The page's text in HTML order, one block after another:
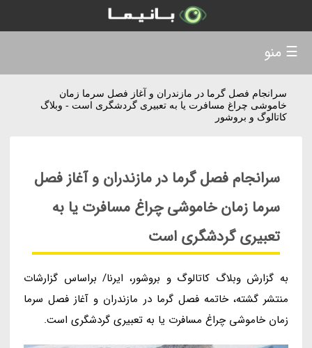
سرانجام فصل گرما در مازندران و آغاز فصل سرما زمان
خاموشی چراغ مسافرت یا به تعبیری گردشگری است - وبلاگ
کاتالوگ و بروشور
سرانجام فصل گرما در مازندران و آغاز فصل
سرما زمان خاموشی چراغ مسافرت یا به
تعبیری گردشگری است
به گزارش وبلاگ کاتالوگ و بروشور، ایرنا/ براساس گزارشات
منتشر گشته، خاتمه فصل گرما در مازندران و آغاز فصل سرما
زمان خاموشی چراغ مسافرت یا به تعبیری گردشگری است.
☰ منو